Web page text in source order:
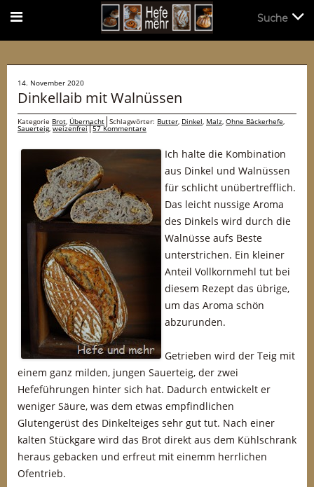
14. November 2020
Dinkellaib mit Walnüssen
Kategorie Brot, Übernacht Schlagwörter: Butter, Dinkel, Malz, Ohne Bäckerhefe,
Sauerteig,weizenfrei 57 Kommentare
Ich halte die Kombination
aus Dinkel und Walnüssen
für schlicht unübertrefflich.
Das leicht nussige Aroma
des Dinkels wird durch die
Walnüsse aufs Beste
unterstrichen. Ein kleiner
Anteil Vollkornmehl tut bei
diesem Rezept das übrige,
um das Aroma schön
abzurunden.
Getrieben wird der Teig mit
einem ganz milden, jungen Sauerteig, der zwei
Hefeführungen hinter sich hat. Dadurch entwickelt er
weniger Säure, was dem etwas empfindlichen
Glutengerüst des Dinkelteiges sehr gut tut. Nach einer
kalten Stückgare wird das Brot direkt aus dem Kühlschrank
heraus gebacken und erfreut mit einemm herrlichen
Ofentrieb.
Suche
Suche